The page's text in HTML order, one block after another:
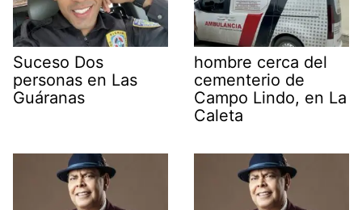
Suceso Dos
personas en Las
Guáranas
hombre cerca del
cementerio de
Campo Lindo, en La
Caleta